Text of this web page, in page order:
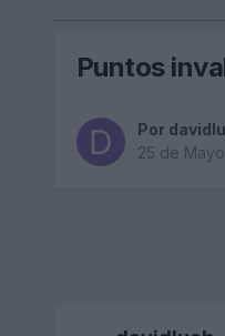
Puntos
Por
25 de